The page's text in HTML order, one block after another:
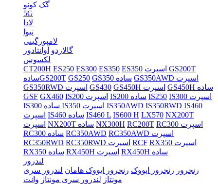
گک کونو
5G
لادا
نیوا
لامبورگینی
گالاردو آوانتادور
لکسوس
CT200H ES250 ES300 ES350 ES350
اسپرت GS200T
سادهGS200T GS250 GS350 ساده
GS350AWD اسپرت
GS350RWD اسپرت GS430 GS450H اسپرت
GS450H ساده
GSF GX460 IS200 اسپرت IS200 ساده IS250
IS300 اسپرت
IS300 ساده
IS350 اسپرت IS350AWD IS350RWD IS460
اسپرت
IS460 ساده IS460 L IS600 H LX570 NX200T
اسپرت
NX200T ساده NX300H RC200T
RC300 اسپرت
RC300 ساده RC350AWD
RC350AWD اسپرت
RC350RWD
RC350RWD اسپرت RCF
RX350 اسپرت
RX350 ساده
RX450H اسپرت
RX450H ساده
لندرور
رنجرور رنجرور ایووک رنجرور ایووک هامان لندرور سری
مونتاژ لندرور سری مونتاژ وانت